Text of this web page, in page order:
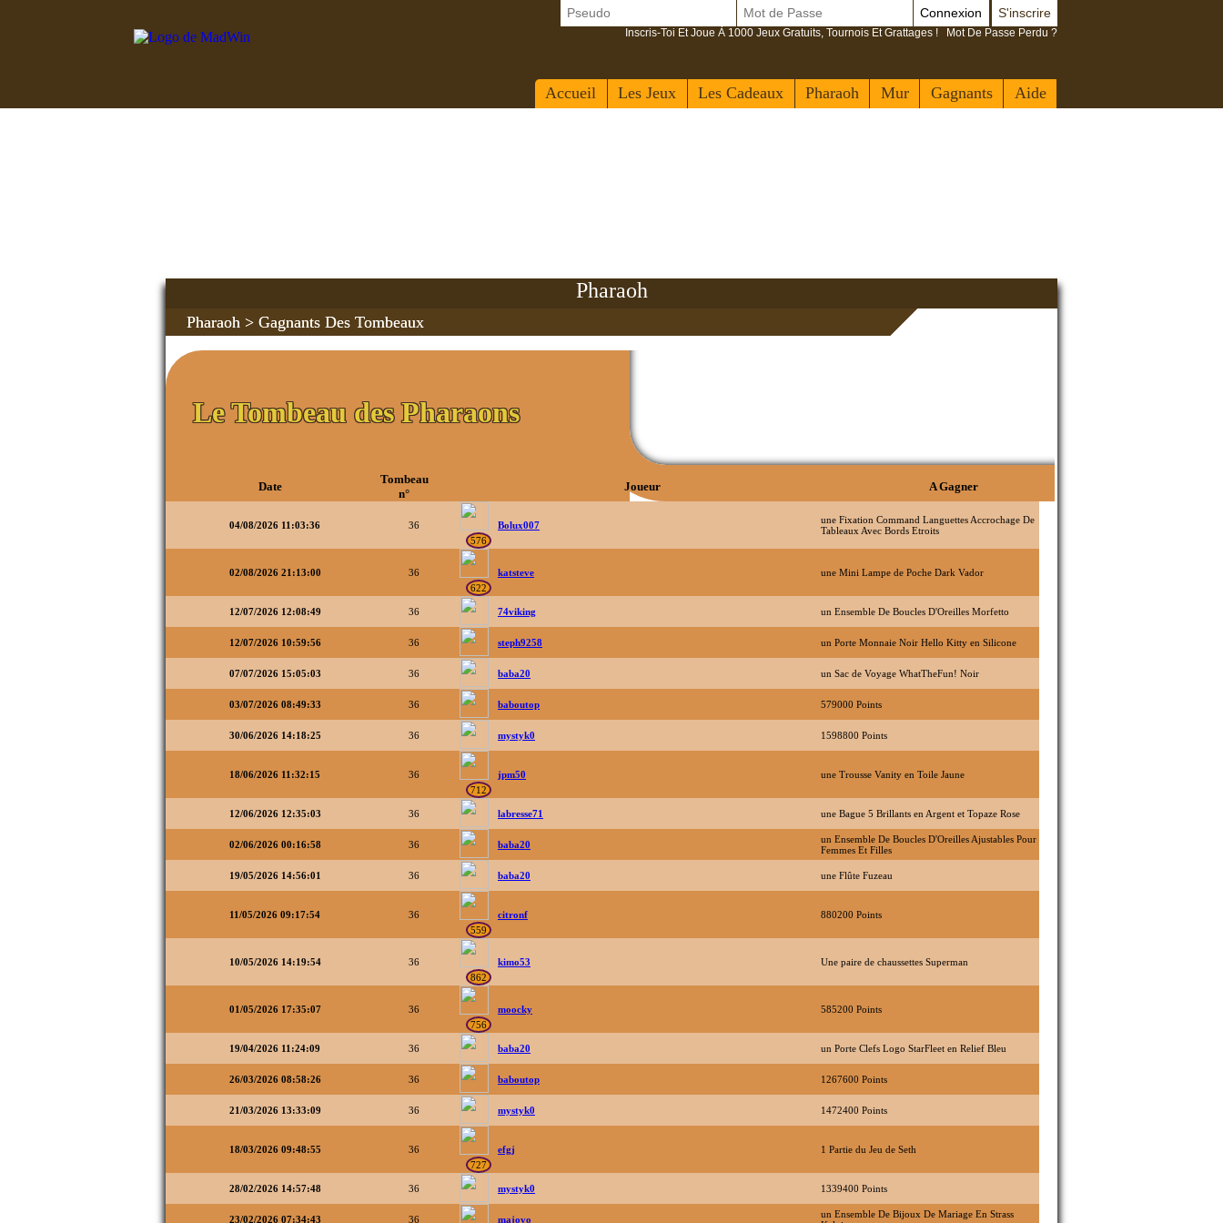
Accueil Les Jeux Les Cadeaux Pharaoh Mur Gagnants Aide
Connexion S'inscrire
Inscris-Toi Et Joue À 1000 Jeux Gratuits, Tournois Et Grattages ! Mot De Passe Perdu ?
Pharaoh
Pharaoh > Gagnants Des Tombeaux
Le Tombeau des Pharaons
Date
Tombeau
n°
Joueur A Gagner
04/08/2026 11:03:36
36
576
Bolux007
une Fixation Command Languettes Accrochage De
Tableaux Avec Bords Etroits
02/08/2026 21:13:00
36
622
katsteve une Mini Lampe de Poche Dark Vador
12/07/2026 12:08:49 36 74viking un Ensemble De Boucles D'Oreilles Morfetto
12/07/2026 10:59:56 36 steph9258 un Porte Monnaie Noir Hello Kitty en Silicone
07/07/2026 15:05:03 36 baba20 un Sac de Voyage WhatTheFun! Noir
03/07/2026 08:49:33 36 baboutop 579000 Points
30/06/2026 14:18:25 36 mystyk0 1598800 Points
18/06/2026 11:32:15
36
712
jpm50 une Trousse Vanity en Toile Jaune
12/06/2026 12:35:03 36 labresse71 une Bague 5 Brillants en Argent et Topaze Rose
02/06/2026 00:16:58 36 baba20
un Ensemble De Boucles D'Oreilles Ajustables Pour
Femmes Et Filles
19/05/2026 14:56:01 36 baba20 une Flûte Fuzeau
11/05/2026 09:17:54
36
559
citronf 880200 Points
10/05/2026 14:19:54
36
862
kimo53 Une paire de chaussettes Superman
01/05/2026 17:35:07
36
756
moocky 585200 Points
19/04/2026 11:24:09 36 baba20 un Porte Clefs Logo StarFleet en Relief Bleu
26/03/2026 08:58:26 36 baboutop 1267600 Points
21/03/2026 13:33:09 36 mystyk0 1472400 Points
18/03/2026 09:48:55
36
727
efgj 1 Partie du Jeu de Seth
28/02/2026 14:57:48 36 mystyk0 1339400 Points
23/02/2026 07:34:43 36 majovo
un Ensemble De Bijoux De Mariage En Strass